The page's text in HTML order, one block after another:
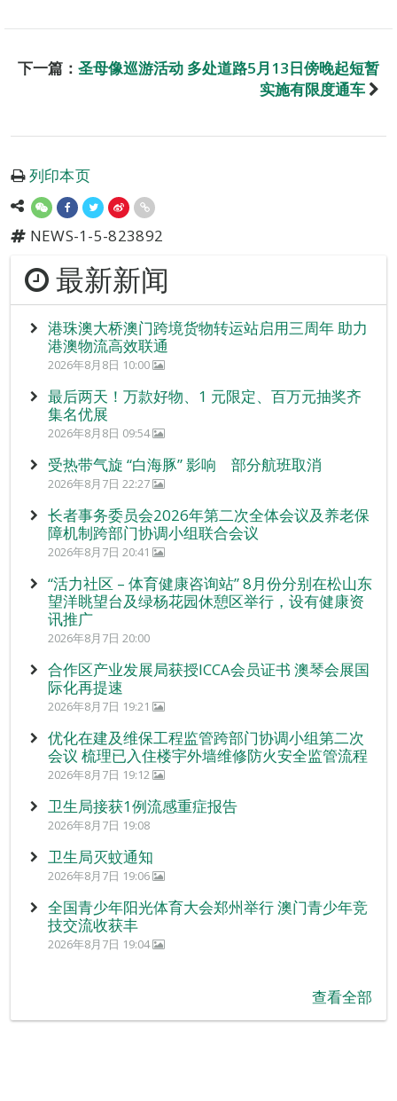
下一篇： 圣母像巡游活动 多处道路5月13日傍晚起短暂
实施有限度通车
列印本页
NEWS-1-5-823892
最新新闻
港珠澳大桥澳门跨境货物转运站启用三周年 助力
港澳物流高效联通
2026年8月8日 10:00
最后两天！万款好物、1 元限定、百万元抽奖齐
集名优展
2026年8月8日 09:54
受热带气旋 “白海豚” 影响 部分航班取消
2026年8月7日 22:27
长者事务委员会2026年第二次全体会议及养老保
障机制跨部门协调小组联合会议
2026年8月7日 20:41
“活力社区 – 体育健康咨询站” 8月份分别在松山东
望洋眺望台及绿杨花园休憩区举行，设有健康资
讯推广
2026年8月7日 20:00
合作区产业发展局获授ICCA会员证书 澳琴会展国
际化再提速
2026年8月7日 19:21
优化在建及维保工程监管跨部门协调小组第二次
会议 梳理已入住楼宇外墙维修防火安全监管流程
2026年8月7日 19:12
卫生局接获1例流感重症报告
2026年8月7日 19:08
卫生局灭蚊通知
2026年8月7日 19:06
全国青少年阳光体育大会郑州举行 澳门青少年竞
技交流收获丰
2026年8月7日 19:04
查看全部